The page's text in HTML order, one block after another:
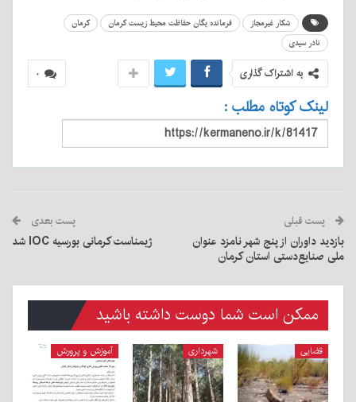
شکار غیرمجاز فرمانده یگان حفاظت محیط زیست کرمان
کرمان
نادر سیدی
۰ به اشتراک گذاری
لینک کوتاه مطلب :
پست قبلی
بازدید داوران از پنج شهر نامزد عنوان
ملی صنایع‌دستی استان کرمان
پست بعدی
ژیمناست کرمانی بورسیه IOC شد
ممکن است شما دوست داشته باشید
قضایی شهرداری آموزش و پرورش